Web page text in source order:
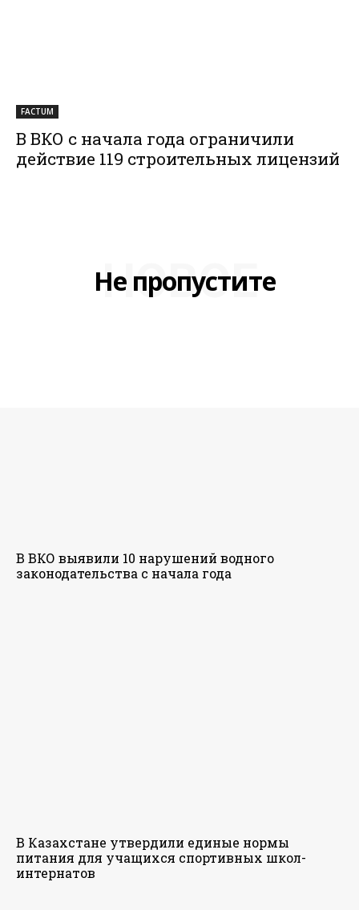
FACTUM
В ВКО с начала года ограничили
действие 119 строительных лицензий
Не пропустите
НОВОЕ
В ВКО выявили 10 нарушений водного
законодательства с начала года
В Казахстане утвердили единые нормы
питания для учащихся спортивных школ-
интернатов